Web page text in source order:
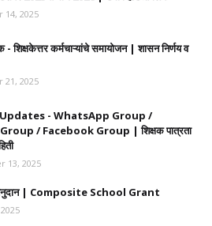
14, 2025
- शिक्षकेत्तर कर्मचाऱ्यांचे समायोजन | शासन निर्णय व
21, 2025
Updates - WhatsApp Group /
/ Facebook Group | शिक्षक पात्रता
13, 2025
| Composite School Grant